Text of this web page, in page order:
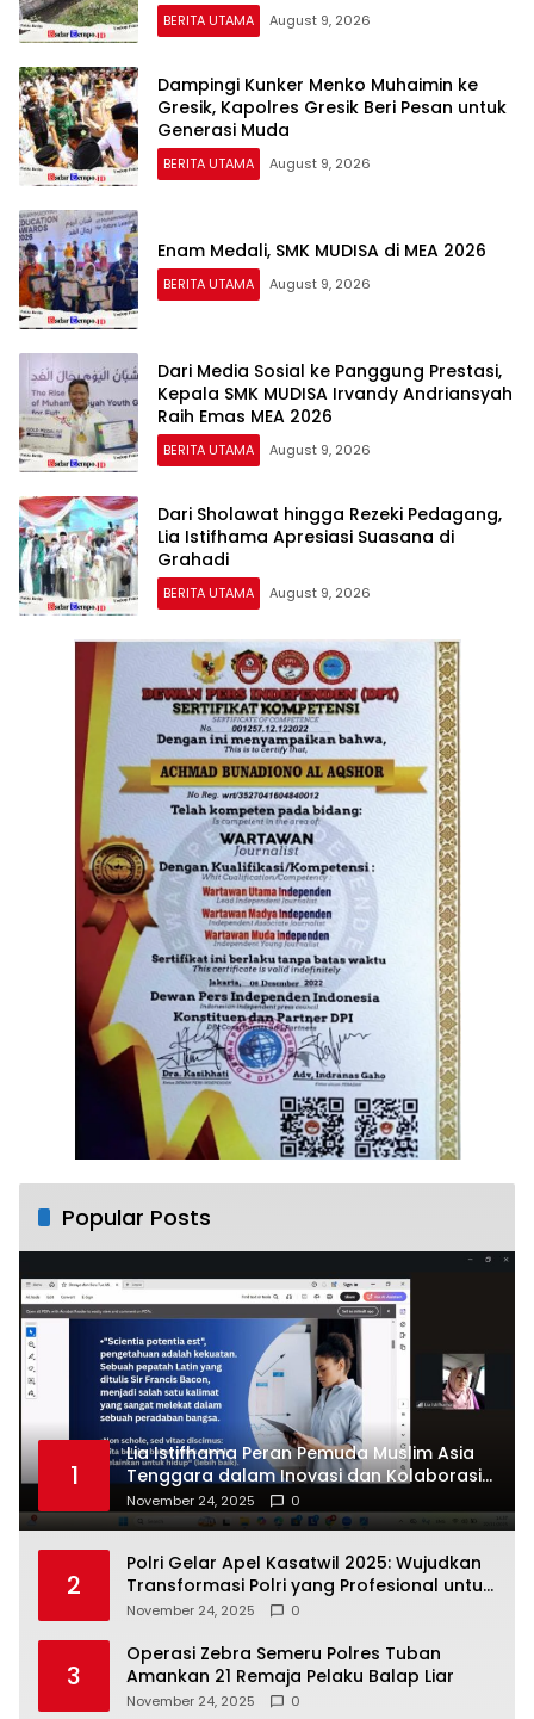
BERITA UTAMA August 9, 2026
Dampingi Kunker Menko Muhaimin ke
Gresik, Kapolres Gresik Beri Pesan untuk
Generasi Muda
BERITA UTAMA August 9, 2026
Enam Medali, SMK MUDISA di MEA 2026
BERITA UTAMA August 9, 2026
Dari Media Sosial ke Panggung Prestasi,
Kepala SMK MUDISA Irvandy Andriansyah
Raih Emas MEA 2026
BERITA UTAMA August 9, 2026
Dari Sholawat hingga Rezeki Pedagang,
Lia Istifhama Apresiasi Suasana di
Grahadi
BERITA UTAMA August 9, 2026
Popular Posts
1
Lia Istifhama Peran Pemuda Muslim Asia
Tenggara dalam Inovasi dan Kolaborasi
Internasional
November 24, 2025 0
2
Polri Gelar Apel Kasatwil 2025: Wujudkan
Transformasi Polri yang Profesional untuk
Masyarakat
November 24, 2025 0
3
Operasi Zebra Semeru Polres Tuban
Amankan 21 Remaja Pelaku Balap Liar
November 24, 2025 0